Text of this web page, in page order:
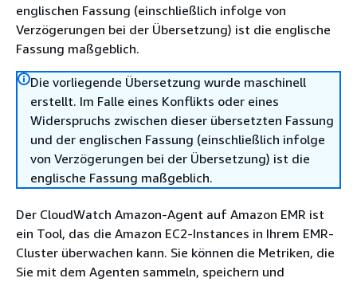
englischen Fassung (einschließlich infolge von
Verzögerungen bei der Übersetzung) ist die englische
Fassung maßgeblich.
Die vorliegende Übersetzung wurde maschinell
erstellt. Im Falle eines Konflikts oder eines
Widerspruchs zwischen dieser übersetzten Fassung
und der englischen Fassung (einschließlich infolge
von Verzögerungen bei der Übersetzung) ist die
englische Fassung maßgeblich.
Der CloudWatch Amazon-Agent auf Amazon EMR ist
ein Tool, das die Amazon EC2-Instances in Ihrem EMR-
Cluster überwachen kann. Sie können die Metriken, die
Sie mit dem Agenten sammeln, speichern und